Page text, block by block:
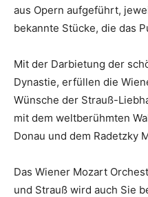
aus Opern aufgeführt,
bekannte Stücke, die das
Mit der Darbietung der
Dynastie, erfüllen die
Wünsche der Strauß-
mit dem weltberühmten
Donau und dem Radetzky
Das Wiener Mozart
und Strauß wird auch Sie